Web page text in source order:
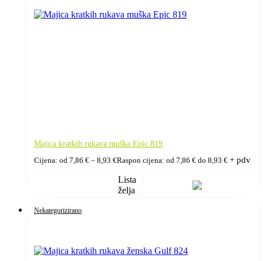
Majica kratkih rukava muška Epic 819
Cijena: od 7,86 € – 8,93 €Raspon cijena: od 7,86 € do 8,93 € + pdv
Lista
želja
Nekategorizirano